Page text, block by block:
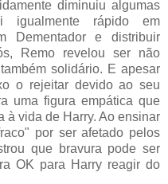
diminuiu algumas
igualmente rápido em
Dementador e distribuir
Remo revelou ser não
solidário. E apesar
o rejeitar devido ao seu
uma figura empática que
à vida de Harry. Ao ensinar
por ser afetado pelos
que bravura pode ser
OK para Harry reagir do